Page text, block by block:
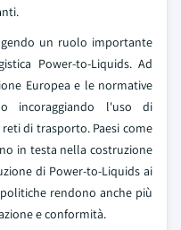
un ruolo importante
Power-to-Liquids. Ad
Europea e le normative
incoraggiando l'uso di
di trasporto. Paesi come
in testa nella costruzione
di Power-to-Liquids ai
rendono anche più
e conformità.